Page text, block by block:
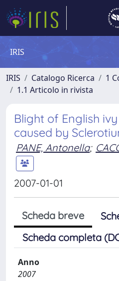
IRIS
IRIS Catalogo Ricerca
1
1.1 Articolo in rivista
Blight of English
caused by
PANE, Antonella;
2007-01-01
Scheda breve
Scheda completa
Anno
2007